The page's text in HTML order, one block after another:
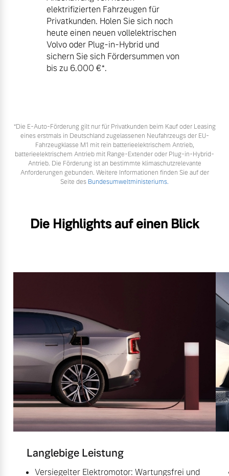
elektrifizierten Fahrzeugen für
Privatkunden. Holen Sie sich noch
heute einen neuen vollelektrischen
Volvo oder Plug-in-Hybrid und
sichern Sie sich Fördersummen von
bis zu 6.000 €⁠*.
*Die E‑Auto-Förderung gilt nur für Privatkunden beim Kauf oder Leasing
eines erstmals in Deutschland zugelassenen Neufahrzeugs der EU-
Fahrzeugklasse M1 mit rein batterieelektrischem Antrieb,
batterieelektrischem Antrieb mit Range-Extender oder Plug-in-Hybrid-
Antrieb. Die Förderung ist an bestimmte klimaschutzrelevante
Anforderungen gebunden. Weitere Informationen finden Sie auf der
Seite des Bundesumweltministeriums.
Die Highlights auf einen Blick
Langlebige Leistung
Versiegelter Elektromotor: Wartungsfrei und